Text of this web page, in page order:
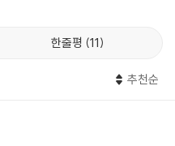
한줄평 11
추천순